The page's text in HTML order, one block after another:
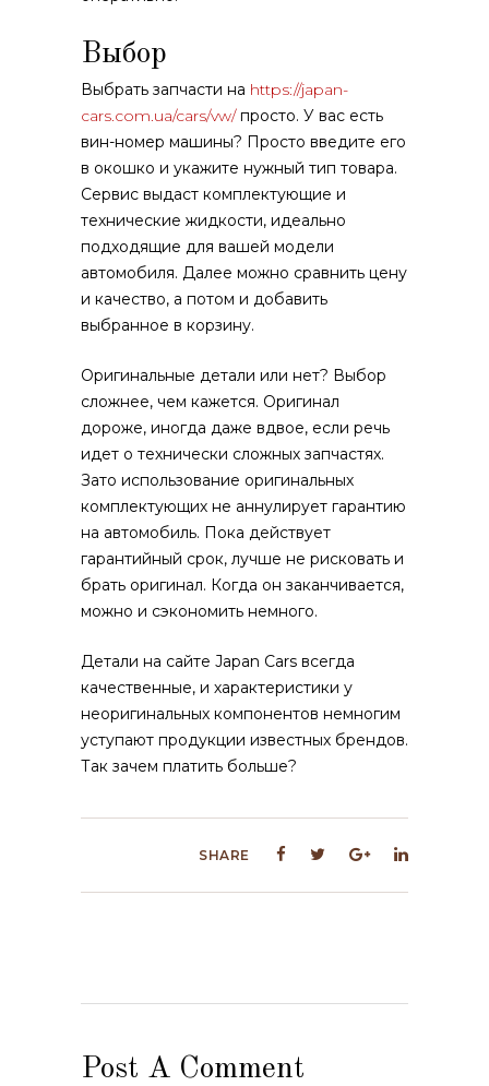
Выбор
Выбрать запчасти на https://japan-
cars.com.ua/cars/vw/просто. У вас есть
вин-номер машины? Просто введите его
в окошко и укажите нужный тип товара.
Сервис выдаст комплектующие и
технические жидкости, идеально
подходящие для вашей модели
автомобиля. Далее можно сравнить цену
и качество, а потом и добавить
выбранное в корзину.
Оригинальные детали или нет? Выбор
сложнее, чем кажется. Оригинал
дороже, иногда даже вдвое, если речь
идет о технически сложных запчастях.
Зато использование оригинальных
комплектующих не аннулирует гарантию
на автомобиль. Пока действует
гарантийный срок, лучше не рисковать и
брать оригинал. Когда он заканчивается,
можно и сэкономить немного.
Детали на сайте Japan Cars всегда
качественные, и характеристики у
неоригинальных компонентов немногим
уступают продукции известных брендов.
Так зачем платить больше?
SHARE
Post A Comment